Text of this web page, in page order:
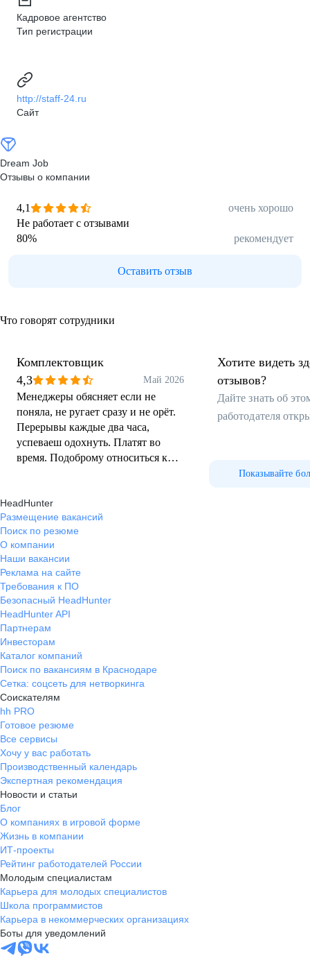
Кадровое агентство
Тип регистрации
http://staff-24.ru
Сайт
Dream Job
Отзывы о компании
4,1
очень хорошо
Не работает с отзывами
80% рекомендует
Оставить отзыв
Что говорят сотрудники
Комплектовщик
4,3
Май 2026
Менеджеры обясняет если не
поняла, не ругает сразу и не орёт.
Перерывы каждые два часа,
успеваеш одохнуть. Платят во
время. Подоброму относиться к
когда надо срочно выходной.
Хотите видеть
отзывов?
Дайте знать об
работодателя
Показывайте
HeadHunter
Размещение вакансий
Поиск по резюме
О компании
Наши вакансии
Реклама на сайте
Требования к ПО
Безопасный HeadHunter
HeadHunter API
Партнерам
Инвесторам
Каталог компаний
Поиск по вакансиям в Краснодаре
Сетка: соцсеть для нетворкинга
Соискателям
hh PRO
Готовое резюме
Все сервисы
Хочу у вас работать
Производственный календарь
Экспертная рекомендация
Новости и статьи
Блог
О компаниях в игровой форме
Жизнь в компании
ИТ-проекты
Рейтинг работодателей России
Молодым специалистам
Карьера для молодых специалистов
Школа программистов
Карьера в некоммерческих организациях
Боты для уведомлений